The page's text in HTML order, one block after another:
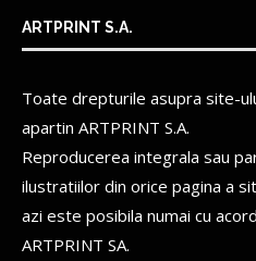
ARTPRINT S.A.
Toate drepturile asupra site-
apartin ARTPRINT S.A.
Reproducerea integrala sau
ilustratiilor din orice pagina a
azi este posibila numai cu
ARTPRINT SA.